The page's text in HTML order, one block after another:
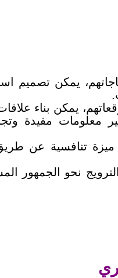
يمكن تصميم
يمكن بناء علاقات
معلومات مفيدة
تنافسية عن طريق
نحو